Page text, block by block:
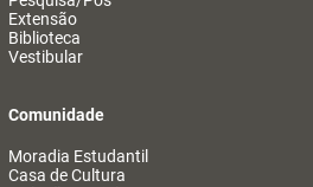
Extensão
Biblioteca
Vestibular
Comunidade
Moradia Estudantil
Casa de Cultura